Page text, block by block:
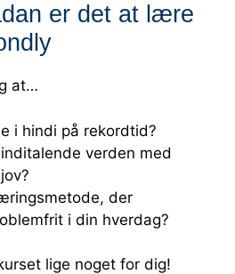
er det at lære
at…
i hindi på rekordtid?
verden med
der
i din hverdag?
lige noget for dig!